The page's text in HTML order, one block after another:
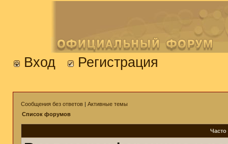
Вход Регистрация
Сообщения без ответов | Активные темы
Список форумов